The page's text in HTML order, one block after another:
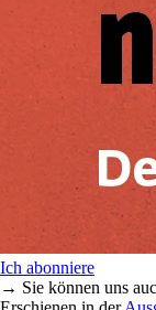
Ich abonniere
→ Sie können uns